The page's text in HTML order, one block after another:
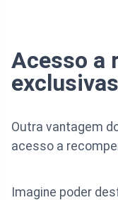
Acesso a
exclusivas
Outra vantagem
acesso a
Imagine poder